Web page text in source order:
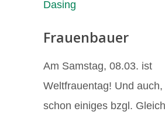
Frauenbauer
Am Samstag, 08.03. ist
Weltfrauentag! Und
schon einiges bzgl.